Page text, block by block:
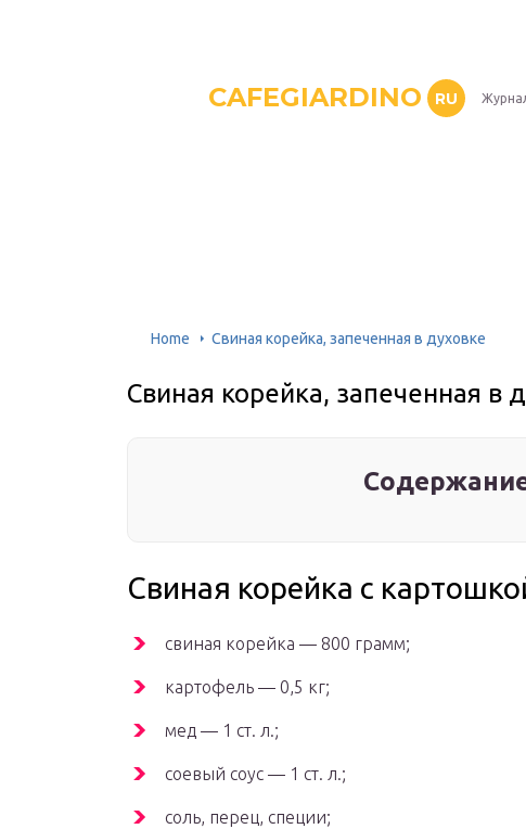
CAFEGIARDINO RU
Home Свиная корейка, запеченная в духовке
Свиная корейка, запеченная в
Свиная корейка с
свиная корейка — 800 грамм;
картофель — 0,5 кг;
мед — 1 ст. л.;
соевый соус — 1 ст. л.;
соль, перец, специи;